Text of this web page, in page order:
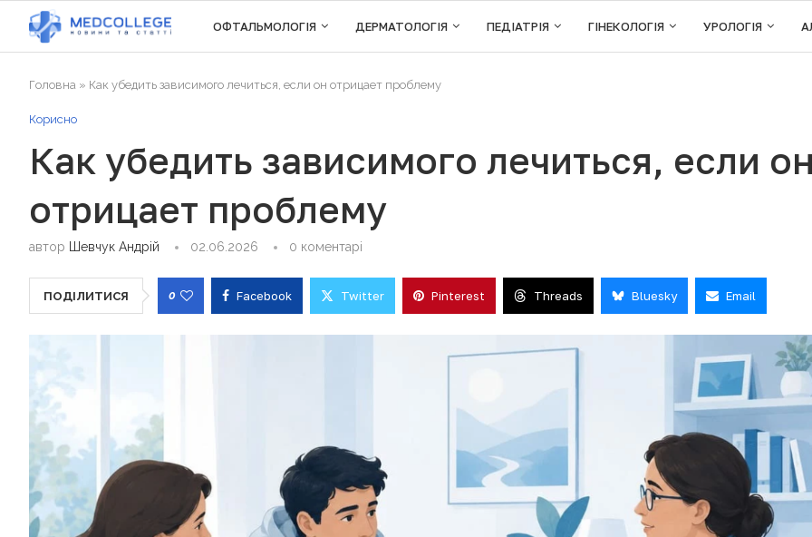
ОФТАЛЬМОЛОГІЯ ДЕРМАТОЛОГІЯ ПЕДІАТРІЯ ГІНЕКОЛОГІЯ УРОЛОГІЯ
Головна » Как убедить зависимого лечиться, если он отрицает проблему
Корисно
Как убедить зависимого лечиться, если он
отрицает проблему
автор Шевчук Андрій 02.06.2026 0 коментарі
ПОДІЛИТИСЯ 0 Facebook Twitter Pinterest Threads Bluesky Email